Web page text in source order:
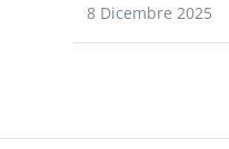
8 Dicembre 2025